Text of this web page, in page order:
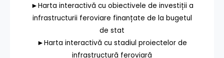
►Harta interactivă cu obiectivele de investiții a
infrastructurii feroviare finanțate de la bugetul
de stat
►Harta interactivă cu stadiul proiectelor de
infrastructură feroviară